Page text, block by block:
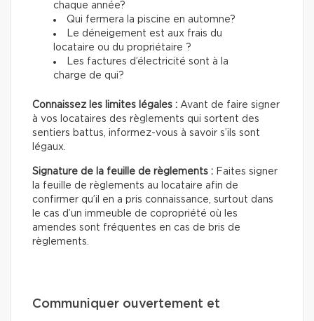
chaque année?
Qui fermera la piscine en automne?
Le déneigement est aux frais du
locataire ou du propriétaire ?
Les factures d’électricité sont à la
charge de qui?
Connaissez les limites légales : Avant de faire signer
à vos locataires des règlements qui sortent des
sentiers battus, informez-vous à savoir s’ils sont
légaux.
Signature de la feuille de règlements : Faites signer
la feuille de règlements au locataire afin de
confirmer qu’il en a pris connaissance, surtout dans
le cas d’un immeuble de copropriété où les
amendes sont fréquentes en cas de bris de
règlements.
Communiquer ouvertement et